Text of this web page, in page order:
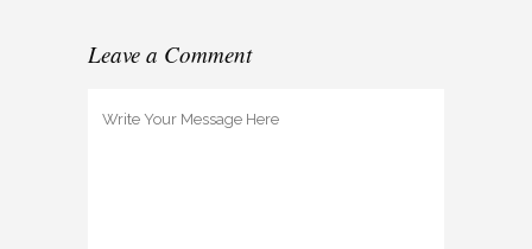
Leave a Comment